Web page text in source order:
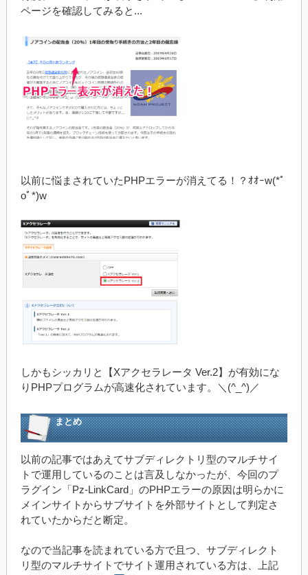
ページを確認してみると...
以前に悩まされていたPHPエラーが消えてる！？ｵｵｰw(*ﾟ
oﾟ*)w
しかもシッカリと【Xアクセラレータ Ver.2】が有効にな
りPHPプログラムが高速化されています。＼(^_^)／
まとめ
以前の記事ではあえてサブディレクトリ型のマルチサイ
トで運用しているのことは言及しなかったが、今回のプ
ラグイン「Pz-LinkCard」のPHPエラーの原因は明らかに
メインサイトからサブサイトを外部サイトとして判定さ
れていたからだと断定。
なので当記事を読まれている方で且つ、サブディレクト
リ型のマルチサイトでサイト運用されている方は、上記